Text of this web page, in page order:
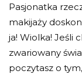
Pasjonatka
makijaży
ja! Wiolka! Jeśli
zwariowany
poczytasz o